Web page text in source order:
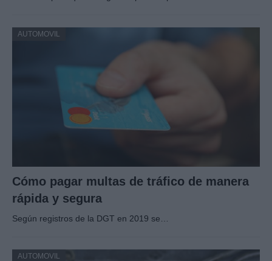
AUTOMOVIL
Cómo pagar multas de tráfico de manera
rápida y segura
Según registros de la DGT en 2019 se…
AUTOMOVIL